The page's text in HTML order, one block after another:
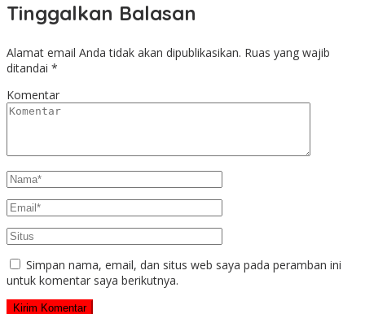
Tinggalkan Balasan
Alamat email Anda tidak akan dipublikasikan. Ruas yang wajib
ditandai *
Komentar
Simpan nama, email, dan situs web saya pada peramban ini
untuk komentar saya berikutnya.